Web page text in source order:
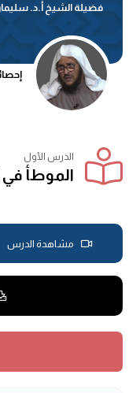
فضيلة الشيخ أ.د.
الدرس الأول
الموطأ في
مشاهدة الدرس